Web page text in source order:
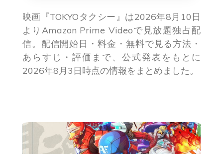
映画『TOKYOタクシー』は2026年8月10日
よりAmazon Prime Videoで見放題独占配
信。配信開始日・料金・無料で見る方法・
あらすじ・評価まで、公式発表をもとに
2026年8月3日時点の情報をまとめました。